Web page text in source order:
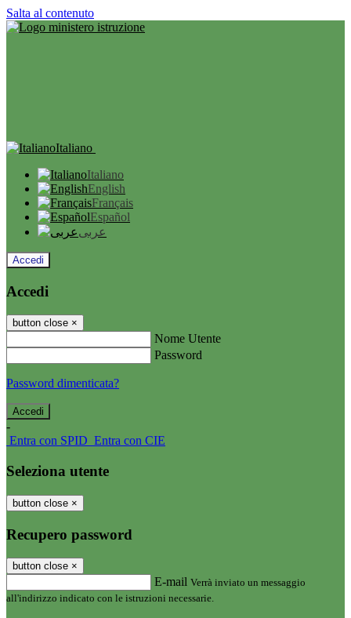
Salta al contenuto
Italiano
Italiano
English
Français
Español
عربى
Accedi
Accedi
button close ×
Nome Utente
Password
Password dimenticata?
-
Entra con SPID Entra con CIE
Seleziona utente
button close ×
Recupero password
button close ×
E-mail Verrà inviato un messaggio
all'indirizzo indicato con le istruzioni necessarie.